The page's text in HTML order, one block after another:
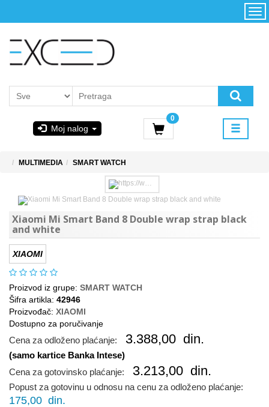
Moj nalog
0
Početna
korišćenja i
PoweredByAsus
MICROSOFT
MULTIMEDIA SMART WATCH
Xiaomi Mi Smart Band 8 Double wrap strap black
and white
XIAOMI
Proizvod iz grupe: SMART WATCH
Šifra artikla: 42946
Proizvođač: XIAOMI
Dostupno za poručivanje
Cena za odloženo plaćanje: 3.388,00 din.
(samo kartice Banka Intese)
Cena za gotovinsko plaćanje:
3.213,00 din.
Popust za gotovinu u odnosu na cenu za odloženo plaćanje:
175,00 din.